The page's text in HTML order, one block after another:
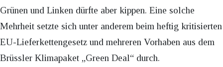
Grünen und Linken dürfte aber kippen. Eine solche
Mehrheit setzte sich unter anderem beim heftig kritisierten
EU-Lieferkettengesetz und mehreren Vorhaben aus dem
Brüssler Klimapaket „Green Deal“ durch.